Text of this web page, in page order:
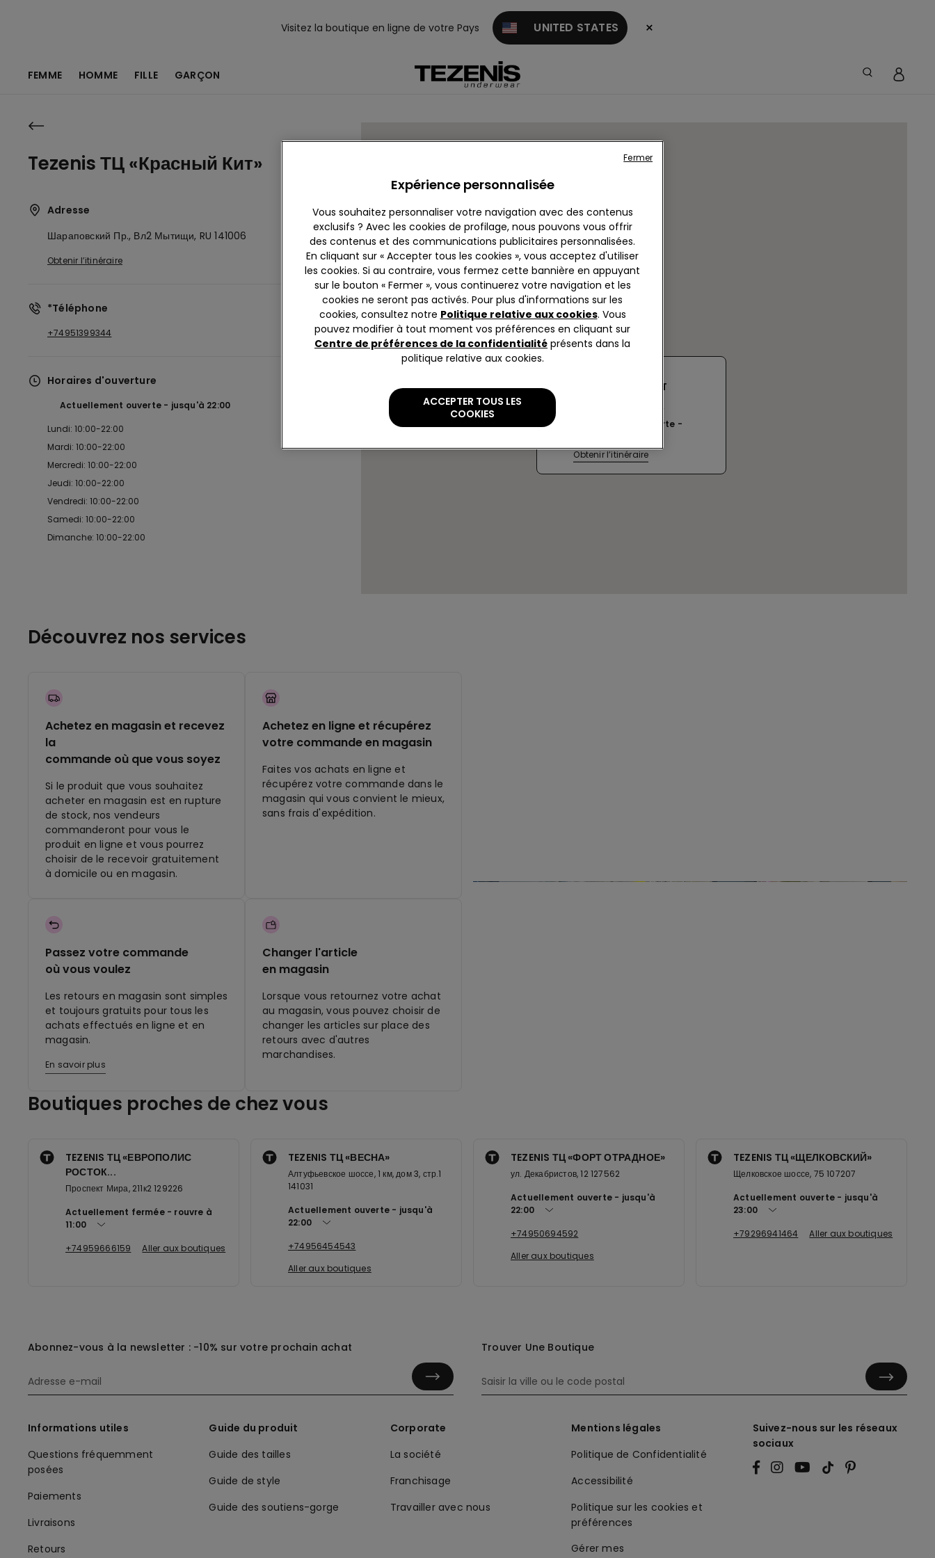
Visitez la boutique en ligne de votre Pays UNITED STATES ×
FEMME HOMME FILLE GARÇON
Tezenis ТЦ «Красный Кит»
Adresse
Шараповский Пр., Вл2 Мытищи, RU141006
Obtenir l’itinéraire
*Téléphone
+74951399344
Horaires d'ouverture
Actuellement ouverte jusqu'à 22:00
Lundi: 10:00-22:00
Mardi: 10:00-22:00
Mercredi: 10:00-22:00
Jeudi: 10:00-22:00
Vendredi: 10:00-22:00
Samedi: 10:00-22:00
Dimanche: 10:00-22:00
MITISHI SC RED KIT
Actuellement ouverte
Obtenir l’itinéraire
Découvrez nos services
Achetez en magasin et recevez
la
commande où que vous soyez
Si le produit que vous souhaitez
acheter en magasin est en rupture
de stock, nos vendeurs
commanderont pour vous le
produit en ligne et vous pourrez
choisir de le recevoir gratuitement
à domicile ou en magasin.
Achetez en ligne et récupérez
votre commande en magasin
Faites vos achats en ligne et
récupérez votre commande dans le
magasin qui vous convient le mieux,
sans frais d'expédition.
Passez votre commande
où vous voulez
Les retours en magasin sont simples
et toujours gratuits pour tous les
achats effectués en ligne et en
magasin.
En savoir plus
Changer l'article
en magasin
Lorsque vous retournez votre achat
au magasin, vous pouvez choisir de
changer les articles sur place des
retours avec d'autres
marchandises.
Boutiques proches de chez vous
TEZENIS ТЦ «ЕВРОПОЛИС
РОСТОК...
Проспект Мира, 211к2 129226
Actuellement fermée
rouvre à
11:00
+74959666159
Aller aux boutiques
TEZENIS ТЦ «ВЕСНА»
Алтуфьевское шоссе, 1 км, дом 3, стр.1
141031
Actuellement ouverte
jusqu'à
22:00
+74956454543
Aller aux boutiques
TEZENIS ТЦ «ФОРТ ОТРАДНОЕ»
ул. Декабристов, 12 127562
Actuellement ouverte
jusqu'à
22:00
+74950694592
Aller aux boutiques
TEZENIS ТЦ «ЩЕЛКОВСКИЙ»
Щелковское шоссе, 75 107207
Actuellement ouverte
jusqu'à
23:00
+79296941464
Aller aux boutiques
Abonnez-vous à la newsletter : -10% sur votre prochain achat Trouver Une Boutique
Informations utiles
Questions fréquemment
posées
Paiements
Livraisons
Retours
Guide du produit
Guide des tailles
Guide de style
Guide des soutiens-gorge
Corporate
La société
Franchisage
Travailler avec nous
Mentions légales
Politique de Confidentialité
Accessibilité
Politique sur les cookies et
préférences
Suivez-nous sur les réseaux
sociaux
Expérience personnalisée
Vous souhaitez personnaliser votre navigation avec des contenus
exclusifs ? Avec les cookies de profilage, nous pouvons vous offrir
des contenus et des communications publicitaires personnalisées.
En cliquant sur « Accepter tous les cookies », vous acceptez d'utiliser
les cookies. Si au contraire, vous fermez cette bannière en appuyant
sur le bouton « Fermer », vous continuerez votre navigation et les
cookies ne seront pas activés. Pour plus d'informations sur les
cookies, consultez notre Politique relative aux cookies. Vous
pouvez modifier à tout moment vos préférences en cliquant sur
Centre de préférences de la confidentialité présents dans la
politique relative aux cookies.
ACCEPTER TOUS LES
COOKIES
Fermer